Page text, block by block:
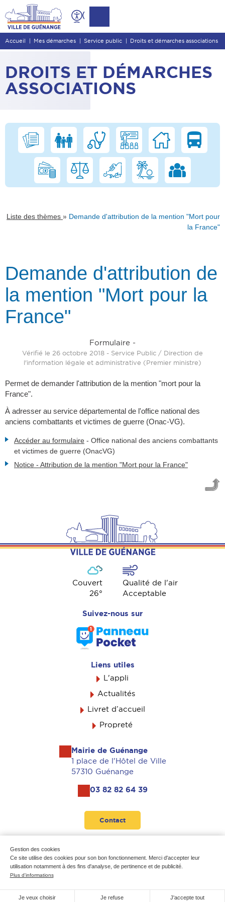
Gestion des cookies
Ce site utilise des cookies pour son bon fonctionnement. Merci d'accepter leur
utilisation notamment à des fins d'analyse, de pertinence et de publicité.
Plus d'informations
Je veux choisir Je refuse J'accepte tout
Contenu
Entête de page
Menu principal
Pied de page
Accueil Mes démarches Service public Droits et démarches associations
DROITS ET DÉMARCHES
ASSOCIATIONS
Liste des thèmes » Demande d'attribution de la mention "Mort pour
la France"
Demande d'attribution de
la mention "Mort pour la
France"
Formulaire -
Vérifié le 26 octobre 2018 - Service Public / Direction de
l'information légale et administrative (Premier ministre)
Permet de demander l'attribution de la mention "mort pour la
France".
À adresser au service départemental de l'office national des
anciens combattants et victimes de guerre (Onac-VG).
Accéder au formulaire - Office national des anciens combattants
et victimes de guerre (OnacVG)
Notice - Attribution de la mention "Mort pour la France"
Couvert
26°
Qualité de l'air
Acceptable
Suivez-nous sur
Liens utiles
L'appli
Actualités
Livret d’accueil
Propreté
Mairie de Guénange
1 place de l'Hôtel de Ville
57310 Guénange
03 82 82 64 39
Contact